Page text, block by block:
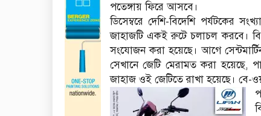
পতেঙ্গায় ফিরে আসবে।
ডিসেম্বরে দেশি-বিদেশি পর্যটকের
জাহাজটি একই রুটে চলাচল করবে।
সংযোজন করা হয়েছে। আগে
সেখানে জেটি মেরামত করা হয়েছে,
জাহাজ ওই জেটিতে রাখা হয়েছে। বে-